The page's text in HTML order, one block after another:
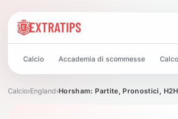
Calcio Accademia di scommesse
Calcio›England›Horsham: Partite, Pronostici,